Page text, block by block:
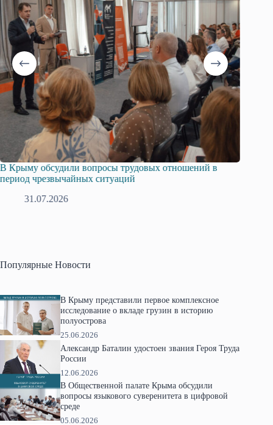
В Крыму обсудили вопросы трудовых отношений в
период чрезвычайных ситуаций
31.07.2026
Популярные Новости
В Крыму представили первое комплексное
исследование о вкладе грузин в историю
полуострова
25.06.2026
Александр Баталин удостоен звания Героя Труда
России
12.06.2026
В Общественной палате Крыма обсудили
вопросы языкового суверенитета в цифровой
среде
05.06.2026